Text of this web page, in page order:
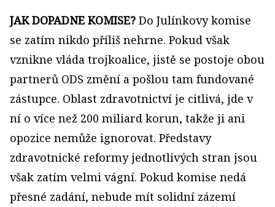
JAK DOPADNE KOMISE? Do Julínkovy komise
se zatím nikdo příliš nehrne. Pokud však
vznikne vláda trojkoalice, jistě se postoje obou
partnerů ODS změní a pošlou tam fundované
zástupce. Oblast zdravotnictví je citlivá, jde v
ní o více než 200 miliard korun, takže ji ani
opozice nemůže ignorovat. Představy
zdravotnické reformy jednotlivých stran jsou
však zatím velmi vágní. Pokud komise nedá
přesné zadání, nebude mít solidní zázemí